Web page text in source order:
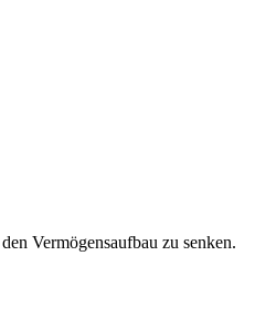
Vermögensaufbau zu senken.